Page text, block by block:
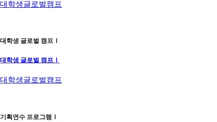
대학생글로벌캠프
대학생 글로벌 캠프Ⅰ
대학생 글로벌 캠프Ⅰ
대학생글로벌캠프
기획연수 프로그램Ⅰ